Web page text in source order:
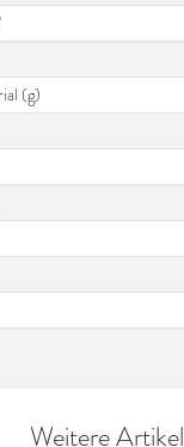
(g)
Weitere Artikel